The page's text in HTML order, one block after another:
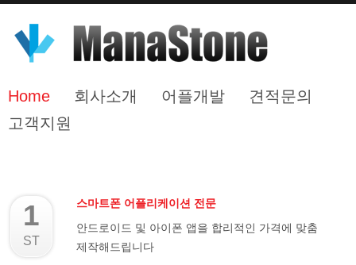
Home 회사소개 어플개발
견적문의
고객지원
1
ST
스마트폰 어플리케이션 전문
안드로이드 및 아이폰 앱을 합리적인 가격에 맞춤
제작해드립니다